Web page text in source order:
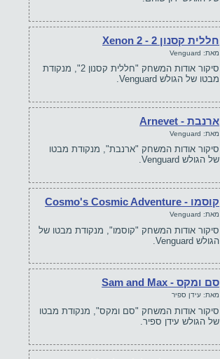
חללית קסנון 2 - Xenon 2
מאת: Venguard
סיקור אודות המשחק "חללית קסנון 2", מנקודת
מבטו של הגולש Venguard.
ארנבת - Arnevet
מאת: Venguard
סיקור אודות המשחק "ארנבת", מנקודת מבטו
של הגולש Venguard.
קוסמו - Cosmo's Cosmic Adventure
מאת: Venguard
סיקור אודות המשחק "קוסמו", מנקודת מבטו של
הגולש Venguard.
סם ומקס - Sam and Max
מאת: עידן ספיר
סיקור אודות המשחק "סם ומקס", מנקודת מבטו
של הגולש עידן ספיר.